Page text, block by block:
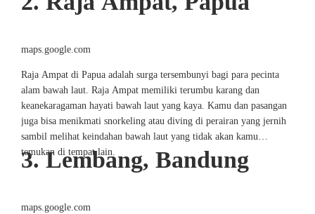
maps.google.com
Raja Ampat di Papua adalah surga tersembunyi bagi para pecinta
alam bawah laut. Raja Ampat memiliki terumbu karang dan
keanekaragaman hayati bawah laut yang kaya. Kamu dan pasangan
juga bisa menikmati snorkeling atau diving di perairan yang jernih
sambil melihat keindahan bawah laut yang tidak akan kamu
temukan di tempat lain.
3. Lembang, Bandung
maps.google.com